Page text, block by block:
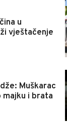
u
vještačenje
Muškarac
majku i brata